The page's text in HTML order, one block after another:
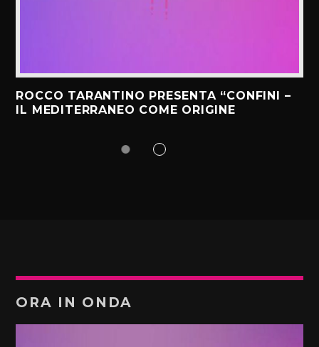
ROCCO TARANTINO PRESENTA “CONFINI –
IL MEDITERRANEO COME ORIGINE
ORA IN ONDA